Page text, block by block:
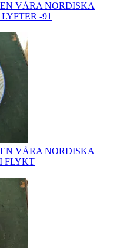
VÅRA NORDISKA
-91
VÅRA NORDISKA
FLYKT